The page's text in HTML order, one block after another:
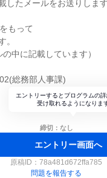
したメールをお送りします
もって
。
の中に記載しています）
総務部人事課)
エントリーするとプログラムの
受け取れるようになりま
締切：なし
エントリー画面へ
原稿ID： 78a481d672ffa785
問題を報告する